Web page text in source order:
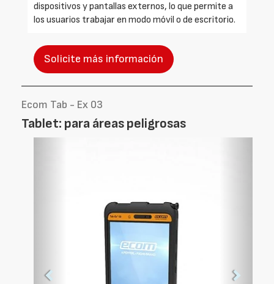
dispositivos y pantallas externos, lo que permite a
los usuarios trabajar en modo móvil o de escritorio.
Solicite más información
Ecom Tab - Ex 03
Tablet: para áreas peligrosas